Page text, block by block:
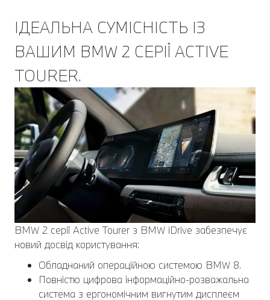
ІДЕАЛЬНА СУМІСНІСТЬ ІЗ
ВАШИМ BMW 2 СЕРІЇ ACTIVE
TOURER.
BMW 2 серії Active Tourer з BMW iDrive забезпечує
новий досвід користування:
Обладнаний операційною системою BMW 8.
Повністю цифрова інформаційно-розважальна
система з ергономічним вигнутим дисплеєм